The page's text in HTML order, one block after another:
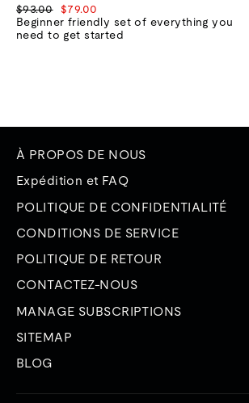
Prix
normal
$93.00
Prix
de
vente
$79.00
Beginner friendly set of everything you
need to get started
À PROPOS DE NOUS
Expédition et FAQ
POLITIQUE DE CONFIDENTIALITÉ
CONDITIONS DE SERVICE
POLITIQUE DE RETOUR
CONTACTEZ-NOUS
MANAGE SUBSCRIPTIONS
SITEMAP
BLOG